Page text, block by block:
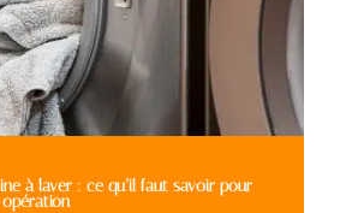
à laver : ce qu’il faut savoir pour